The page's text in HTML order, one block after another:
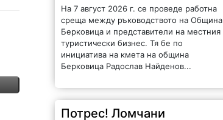
На 7 август 2026 г. се проведе работна
среща между ръководството на Община
Берковица и представители на местния
туристически бизнес. Тя бе по
инициатива на кмета на община
Берковица Радослав Найденов...
Потрес! Ломчани